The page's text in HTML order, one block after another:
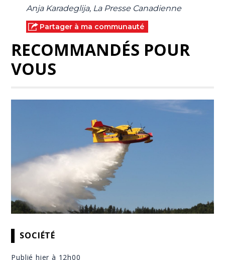
Anja Karadeglija, La Presse Canadienne
Partager à ma communauté
RECOMMANDÉS POUR
VOUS
SOCIÉTÉ
Publié hier à 12h00